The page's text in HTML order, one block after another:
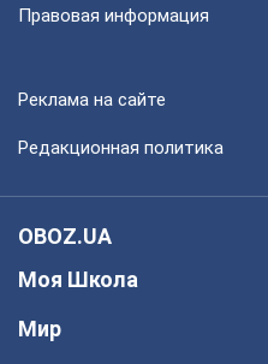
Правовая информация
Реклама на сайте
Редакционная политика
OBOZ.UA
Моя Школа
Мир